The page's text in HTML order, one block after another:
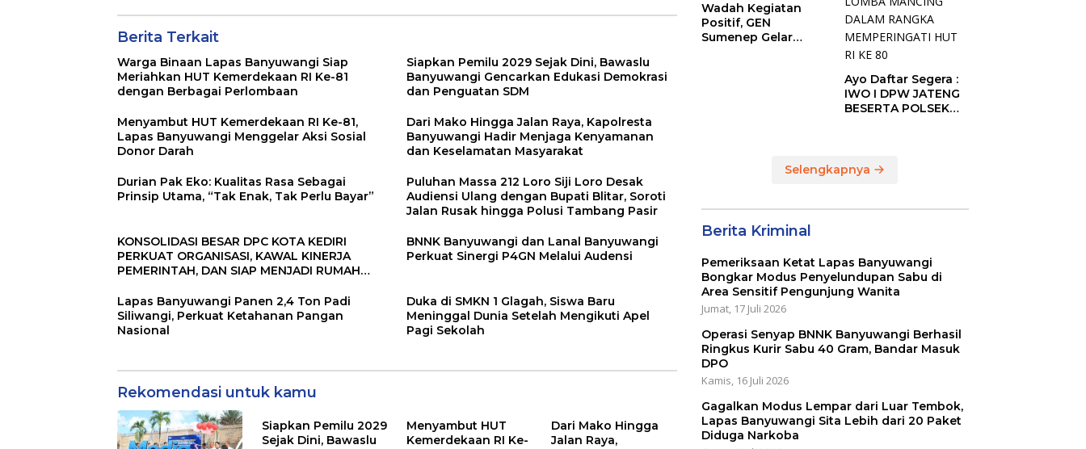
Anniversary
Siswa di Depan
Berita Terkait
Warga Binaan Lapas Banyuwangi Siap
Meriahkan HUT Kemerdekaan RI Ke-81
dengan Berbagai Perlombaan
Siapkan Pemilu 2029 Sejak Dini, Bawaslu
Banyuwangi Gencarkan Edukasi Demokrasi
dan Penguatan SDM
Menyambut HUT Kemerdekaan RI Ke-81,
Lapas Banyuwangi Menggelar Aksi Sosial
Donor Darah
Dari Mako Hingga Jalan Raya, Kapolresta
Banyuwangi Hadir Menjaga Kenyamanan
dan Keselamatan Masyarakat
Durian Pak Eko: Kualitas Rasa Sebagai
Prinsip Utama, “Tak Enak, Tak Perlu Bayar”
Puluhan Massa 212 Loro Siji Loro Desak
Audiensi Ulang dengan Bupati Blitar, Soroti
Jalan Rusak hingga Polusi Tambang Pasir
KONSOLIDASI BESAR DPC KOTA KEDIRI
PERKUAT ORGANISASI, KAWAL KINERJA
PEMERINTAH, DAN SIAP MENJADI RUMAH
BNNK Banyuwangi dan Lanal Banyuwangi
Perkuat Sinergi P4GN Melalui Audensi
Lapas Banyuwangi Panen 2,4 Ton Padi
Siliwangi, Perkuat Ketahanan Pangan
Nasional
Duka di SMKN 1 Glagah, Siswa Baru
Meninggal Dunia Setelah Mengikuti Apel
Pagi Sekolah
Rekomendasi untuk kamu
Siapkan Pemilu 2029
Sejak Dini, Bawaslu
Menyambut HUT
Kemerdekaan RI Ke-
Dari Mako Hingga
Jalan Raya,
Wadah Kegiatan
Positif, GEN
Sumenep Gelar
Ayo Daftar Segera :
IWO I DPW JATENG
BESERTA POLSEK
MEMPERINGATI HUT
Selengkapnya
Berita Kriminal
Pemeriksaan Ketat Lapas Banyuwangi
Bongkar Modus Penyelundupan Sabu di
Area Sensitif Pengunjung Wanita
Jumat, 17 Juli 2026
Operasi Senyap BNNK Banyuwangi Berhasil
Ringkus Kurir Sabu 40 Gram, Bandar Masuk
DPO
Kamis, 16 Juli 2026
Gagalkan Modus Lempar dari Luar Tembok,
Lapas Banyuwangi Sita Lebih dari 20 Paket
Diduga Narkoba